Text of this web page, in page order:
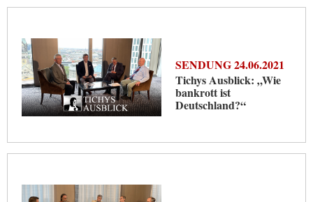
SENDUNG 24.06.2021
Tichys Ausblick: „Wie
bankrott ist
Deutschland?“